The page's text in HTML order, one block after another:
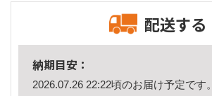
配送する
納期目安：
2026.07.26 22:22頃のお届け予定です。